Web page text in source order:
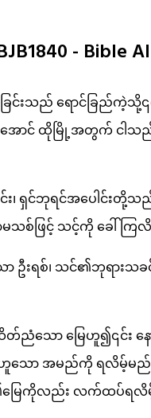
- Bible AI
င်းသည် ရောင်ခြည်ကဲ့သို့
အောင် ထိုမြို့အတွက် ငါ
း၊ ရှင်ဘုရင်အပေါင်း
သစ်ဖြင့် သင့်ကို ခေါ်ကြ
ရစ်၊ သင်၏ဘုရားသခင်
သော မြေဟူ၍၎င်း နေ
ာ အမည်ကို ရလိမ့်မည်။
ြေကိုလည်း လက်ထပ်ရလိ